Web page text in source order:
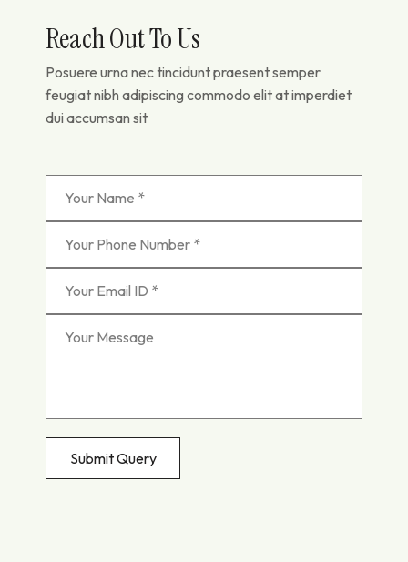
Reach Out To Us
Posuere urna nec tincidunt praesent semper
feugiat nibh adipiscing commodo elit at imperdiet
dui accumsan sit